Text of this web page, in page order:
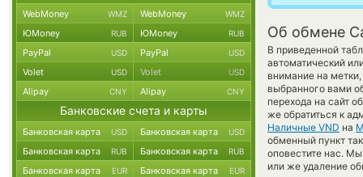
Об обмене
В приведенной
автоматический
внимание на
выбранного вами
перехода на сайт
же обратиться к
Наличные VND на
обменный пункт
оповестите нас.
или же удаление
WebMoney WMZ WebMoney WMZ
ЮMoney RUB ЮMoney RUB
PayPal USD PayPal USD
Volet USD Volet USD
Alipay CNY Alipay CNY
Банковские счета и карты
Банковская карта USD Банковская карта USD
Банковская карта RUB Банковская карта RUB
Банковская карта EUR Банковская карта EUR